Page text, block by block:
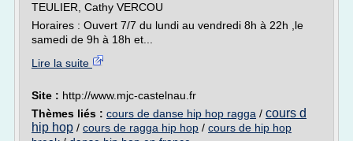
TEULIER, Cathy VERCOU
Horaires : Ouvert 7/7 du lundi au vendredi 8h à 22h ,le
samedi de 9h à 18h et...
Lire la suite
Site : http://www.mjc-castelnau.fr
Thèmes liés : cours de danse hip hop ragga / cours d
hip hop / cours de ragga hip hop / cours de hip hop